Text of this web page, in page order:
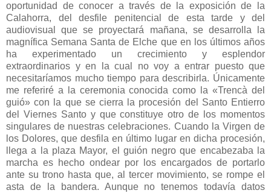
oportunidad de conocer a través de la exposición de la
Calahorra, del desfile penitencial de esta tarde y del
audiovisual que se proyectará mañana, se desarrolla la
magnífica Semana Santa de Elche que en los últimos años
ha experimentado un crecimiento y esplendor
extraordinarios y en la cual no voy a entrar puesto que
necesitaríamos mucho tiempo para describirla. Únicamente
me referiré a la ceremonia conocida como la «Trencà del
guió» con la que se cierra la procesión del Santo Entierro
del Viernes Santo y que constituye otro de los momentos
singulares de nuestras celebraciones. Cuando la Virgen de
los Dolores, que desfila en último lugar en dicha procesión,
llega a la plaza Mayor, el guión negro que encabezaba la
marcha es hecho ondear por los encargados de portarlo
ante su trono hasta que, al tercer movimiento, se rompe el
asta de la bandera. Aunque no tenemos todavía datos